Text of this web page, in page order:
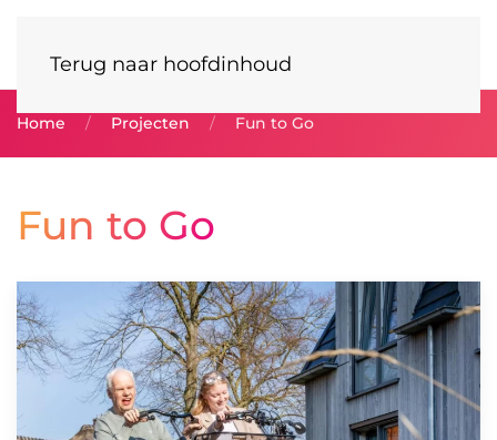
Terug naar hoofdinhoud
Home Projecten Fun to Go
Fun to Go